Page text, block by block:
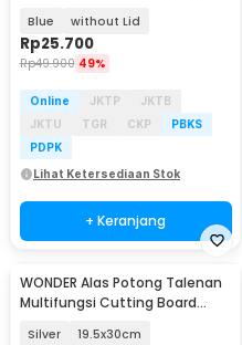
Blue without Lid
Rp25.700
Rp49.900 49%
Online JKTP
JKTB
JKTU
TGR CKP
PBKS
PDPK
Lihat Ketersediaan Stok
+ Keranjang
WONDER Alas Potong Talenan
Multifungsi Cutting Board
Silver 19.5x30cm